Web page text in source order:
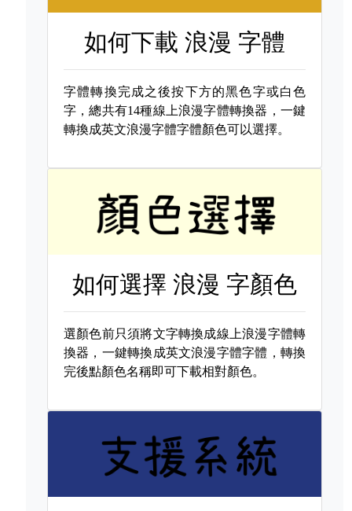
如何下載浪漫 字體
字體轉換完成之後按下方的黑色字或白色
字，總共有14種線上浪漫字體轉換器，一鍵
轉換成英文浪漫字體字體顏色可以選擇。
如何選擇浪漫 字顏色
選顏色前只須將文字轉換成線上浪漫字體轉
換器，一鍵轉換成英文浪漫字體字體，轉換
完後點顏色名稱即可下載相對顏色。